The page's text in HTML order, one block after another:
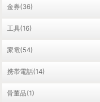
金券(36)
工具(16)
家電(54)
携帯電話(14)
骨董品(1)